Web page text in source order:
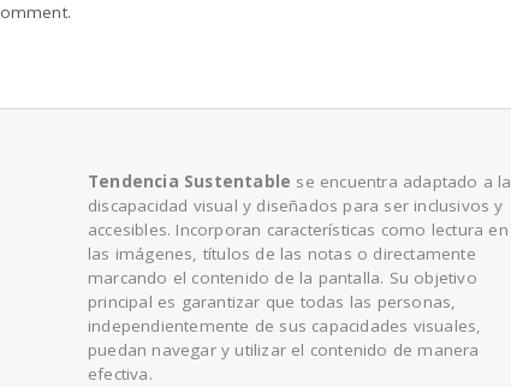
Tendencia Sustentable se encuentra adaptado a la
discapacidad visual y diseñados para ser inclusivos y
accesibles. Incorporan características como lectura en
las imágenes, títulos de las notas o directamente
marcando el contenido de la pantalla. Su objetivo
principal es garantizar que todas las personas,
independientemente de sus capacidades visuales,
puedan navegar y utilizar el contenido de manera
efectiva.